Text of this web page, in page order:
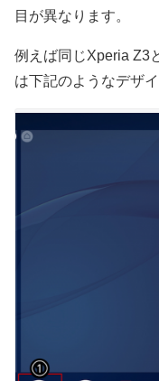
目が異なります。
例えば同じXperia Z3
は下記のようなデザイ